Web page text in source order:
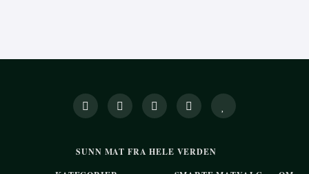
SUNN MAT FRA HELE VERDEN